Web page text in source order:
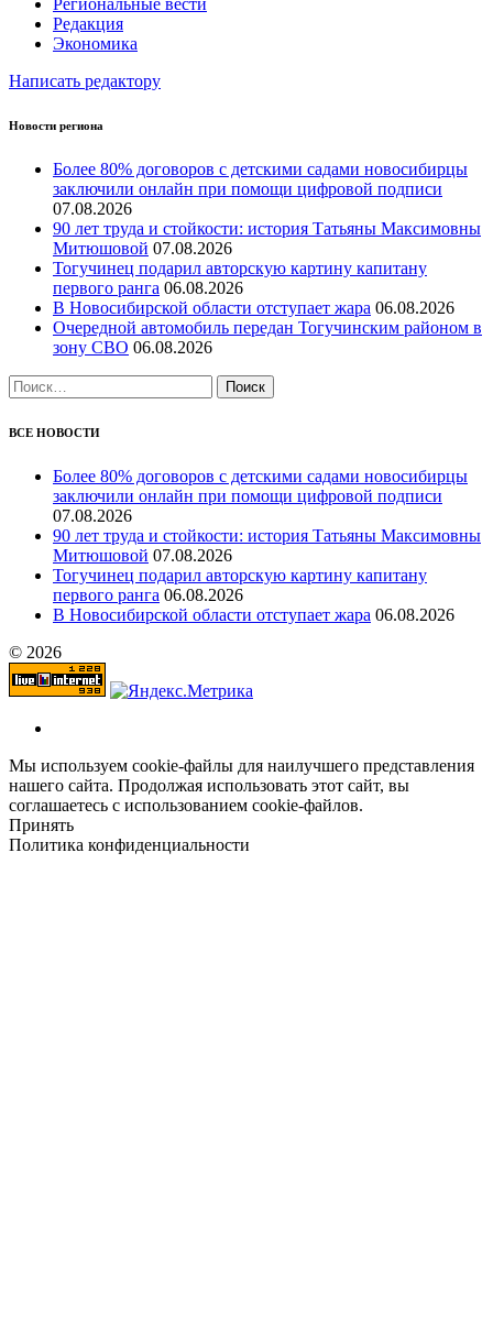
Редакция
Экономика
Написать редактору
Новости региона
Более 80% договоров с детскими садами новосибирцы
заключили онлайн при помощи цифровой подписи
07.08.2026
90 лет труда и стойкости: история Татьяны Максимовны
Митюшовой 07.08.2026
Тогучинец подарил авторскую картину капитану
первого ранга 06.08.2026
В Новосибирской области отступает жара 06.08.2026
Очередной автомобиль передан Тогучинским районом в
зону СВО 06.08.2026
Найти:
ВСЕ НОВОСТИ
Более 80% договоров с детскими садами новосибирцы
заключили онлайн при помощи цифровой подписи
07.08.2026
90 лет труда и стойкости: история Татьяны Максимовны
Митюшовой 07.08.2026
Тогучинец подарил авторскую картину капитану
первого ранга 06.08.2026
В Новосибирской области отступает жара 06.08.2026
© 2026
Мы используем cookie-файлы для наилучшего представления
нашего сайта. Продолжая использовать этот сайт, вы
соглашаетесь с использованием cookie-файлов.
Принять
Политика конфиденциальности